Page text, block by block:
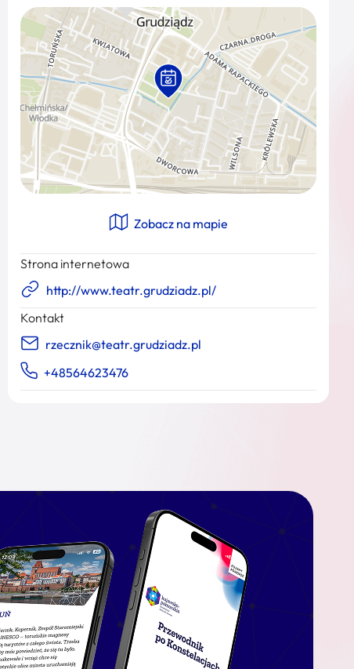
Zobacz na mapie
Strona internetowa
http://www.teatr.grudziadz.pl/
Kontakt
rzecznik@teatr.grudziadz.pl
+48564623476